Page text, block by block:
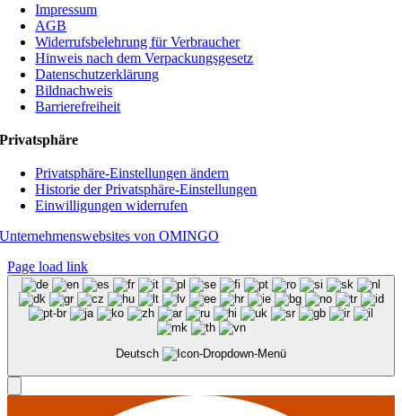
Impressum
AGB
Widerrufsbelehrung für Verbraucher
Hinweis nach dem Verpackungsgesetz
Datenschutzerklärung
Bildnachweis
Barrierefreiheit
Privatsphäre
Privatsphäre-Einstellungen ändern
Historie der Privatsphäre-Einstellungen
Einwilligungen widerrufen
Unternehmenswebsites von OMINGO
Page load link
Deutsch